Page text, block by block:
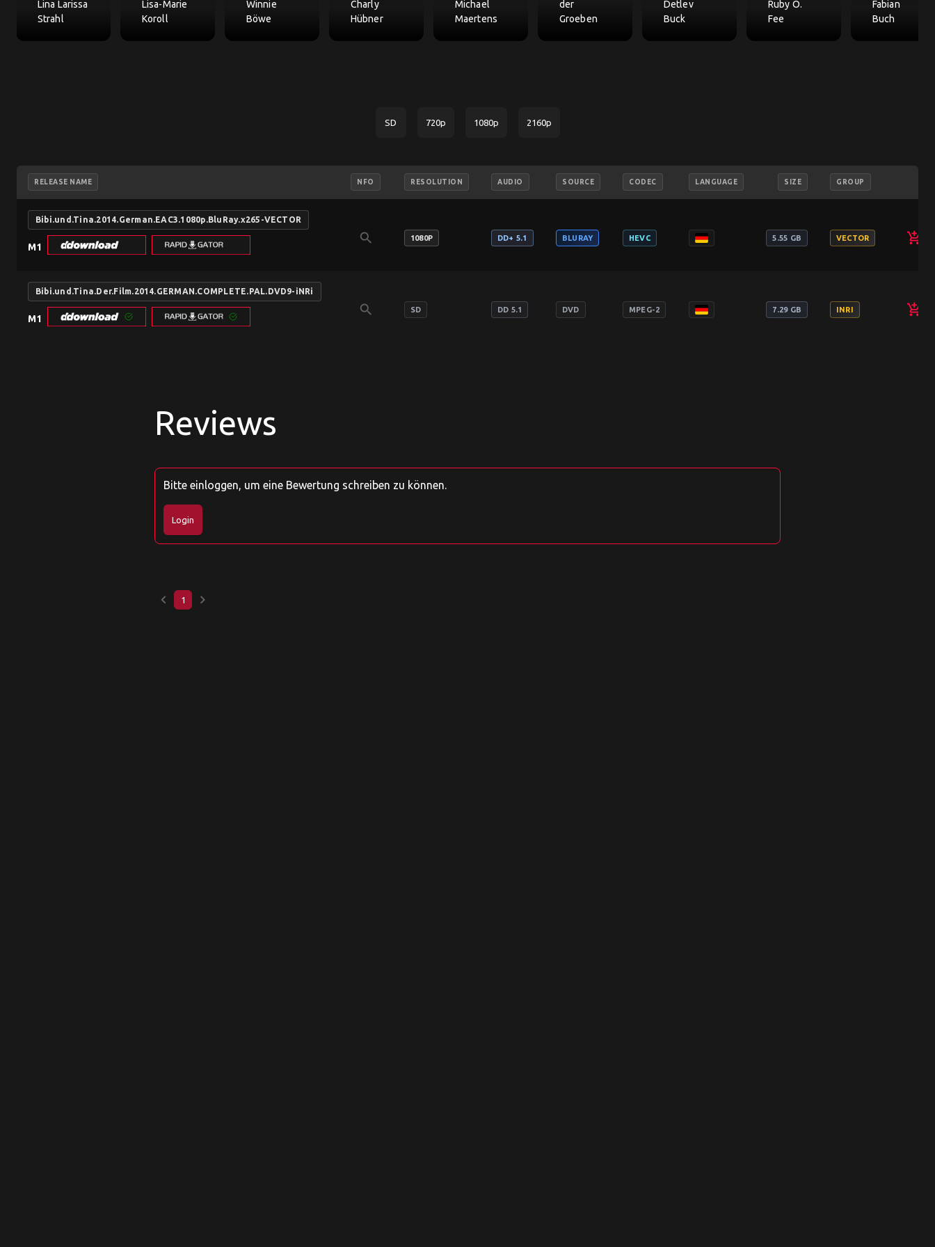
Lina Larissa
Strahl
Lisa-Marie
Koroll
Winnie
Böwe
Charly
Hübner
Michael
Maertens
der
Groeben
Detlev
Buck
Ruby O.
Fee
Fabian
Buch
SD 720p 1080p 2160p
RELEASE NAME NFO RESOLUTION AUDIO SOURCE CODEC LANGUAGE SIZE GROUP
Bibi.und.Tina.2014.German.EAC3.1080p.BluRay.x265-VECTOR
M1
search 1080P DD+ 5.1 BLURAY HEVC 5.55 GB VECTOR add_shopping_cart
Bibi.und.Tina.Der.Film.2014.GERMAN.COMPLETE.PAL.DVD9-iNRi
M1
search SD DD 5.1 DVD MPEG-2 7.29 GB INRI add_shopping_cart
Reviews
Bitte einloggen, um eine Bewertung schreiben zu können.
Login
keyboard_arrow_left 1 keyboard_arrow_right